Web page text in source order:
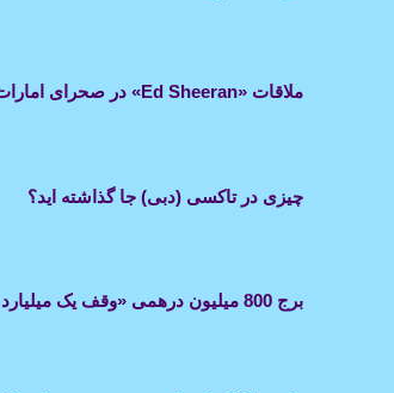
ملاقات «Ed Sheeran» در صحرای امارات با بچه های مدرسه
چیزی در تاکسی (دبی) جا گذاشته اید؟
برج 800 میلیون درهمی «وقف یک میلیارد غذا» در جاده شیخ زاید ساخته خواهد شد